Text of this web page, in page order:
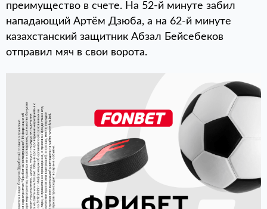
преимущество в счете. На 52-й минуте забил
нападающий Артём Дзюба, а на 62-й минуте
казахстанский защитник Абзал Бейсебеков
отправил мяч в свои ворота.